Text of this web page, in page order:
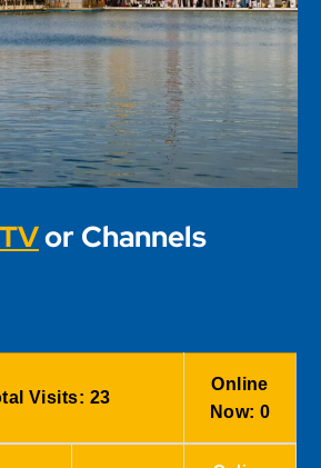
or Channels
Visits: 23
Online
Now: 0